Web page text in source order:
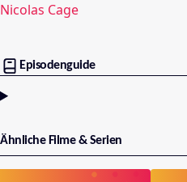
Nicolas Cage
Episodenguide
Ähnliche Filme & Serien